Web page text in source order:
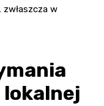
, zwłaszcza w
lokalnej